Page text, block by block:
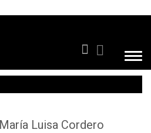
María Luisa Cordero